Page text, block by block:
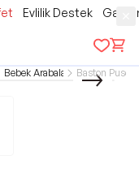
Evlilik Destek
Bebek Arabaları Baston Puset